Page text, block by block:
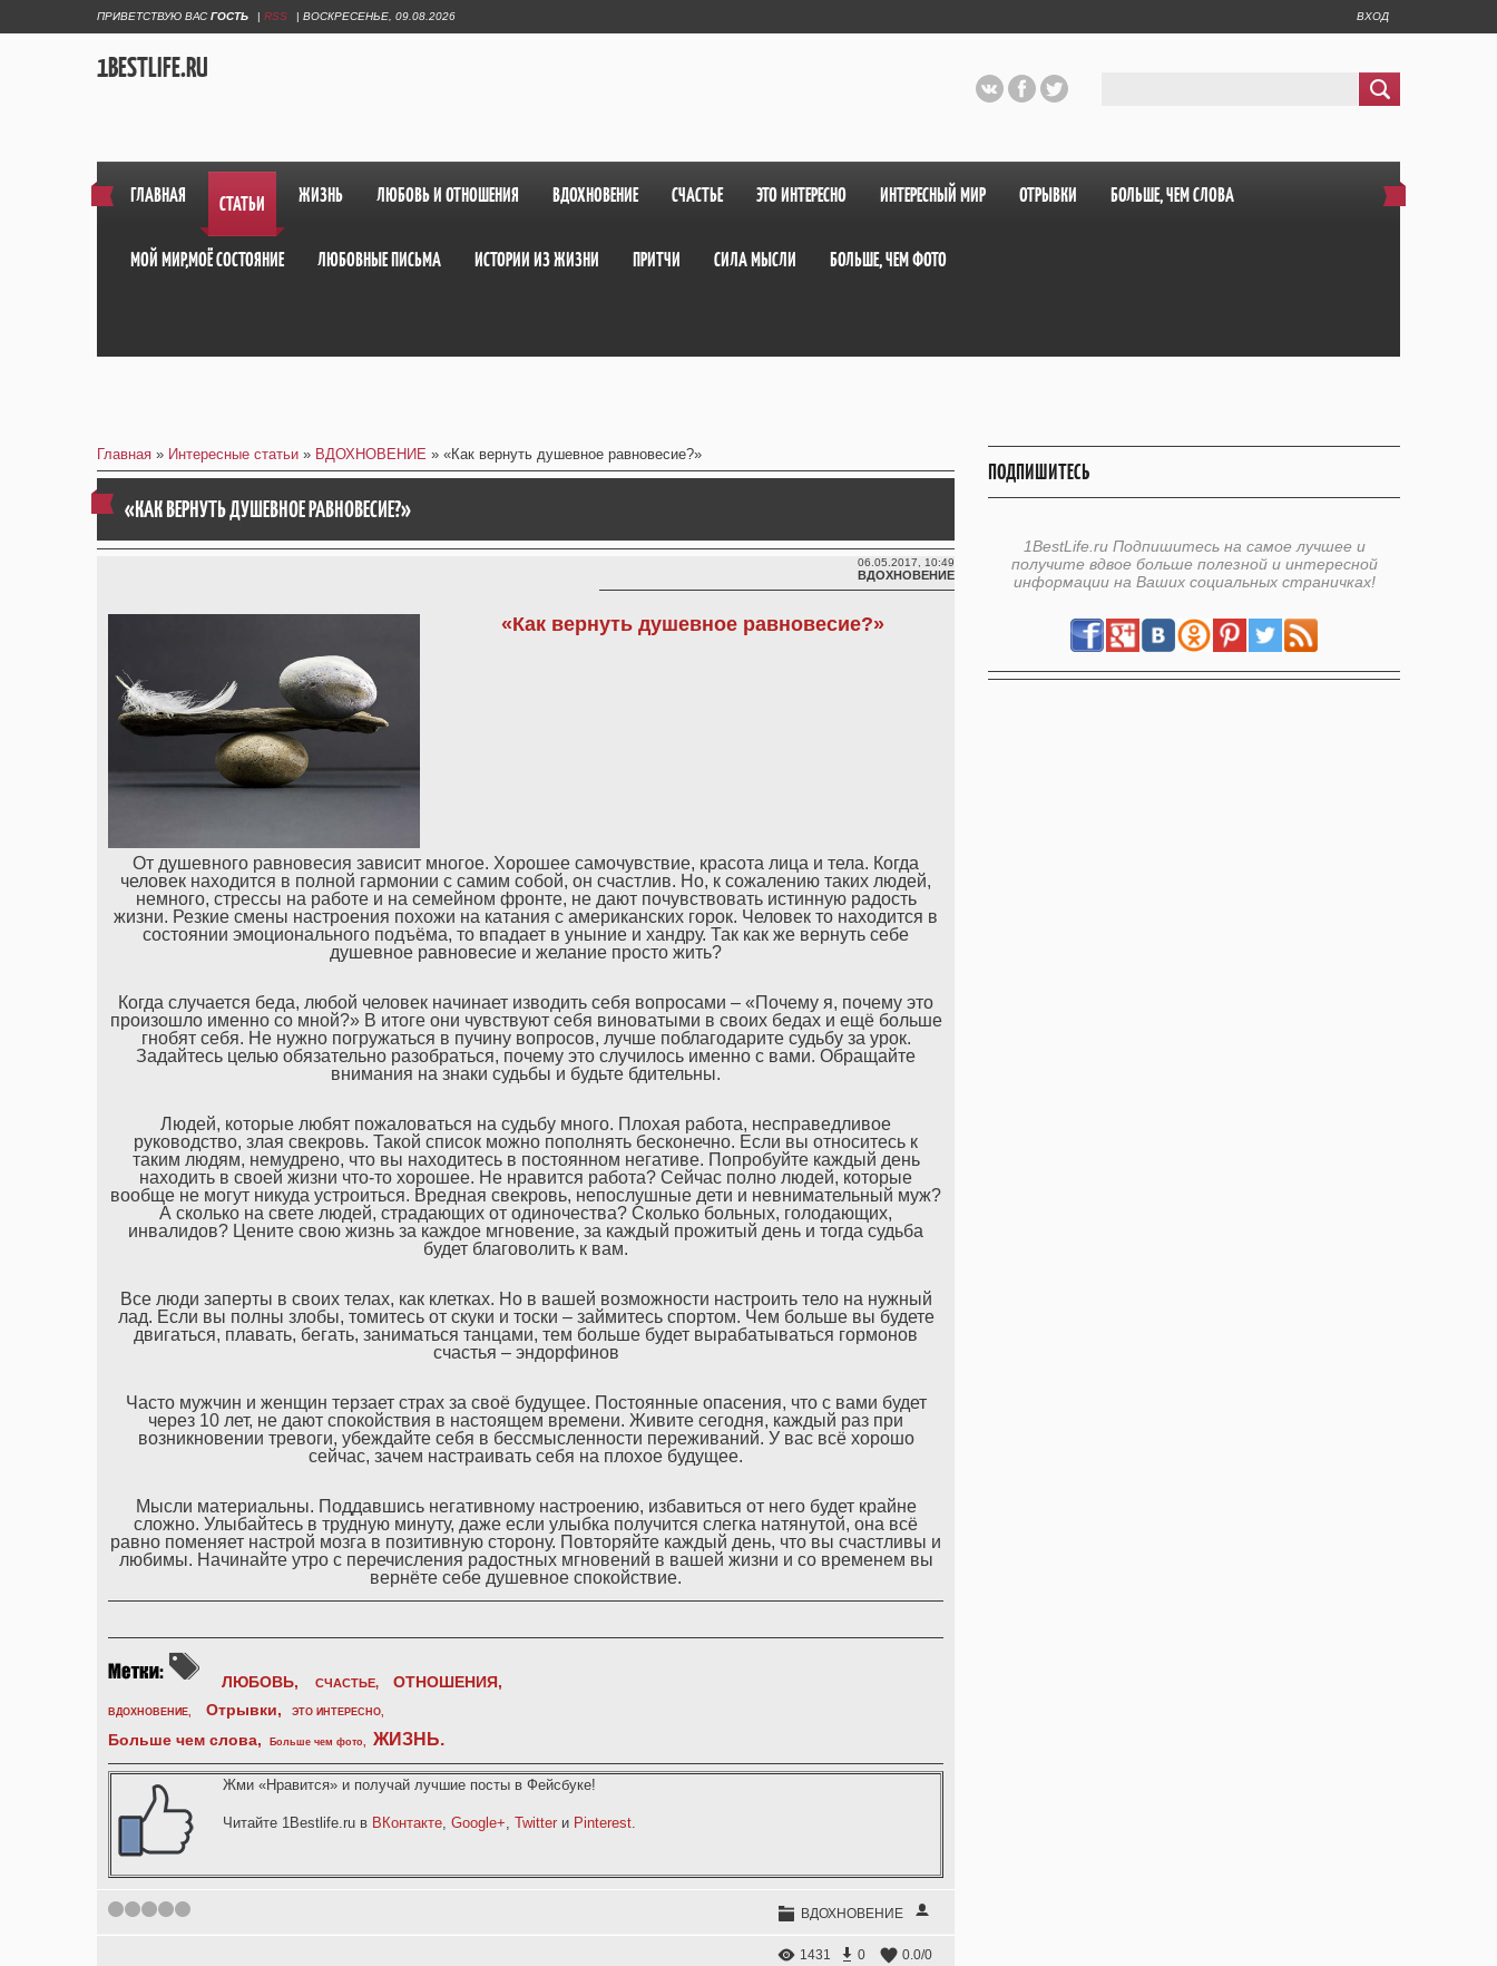
ПРИВЕТСТВУЮ ВАС ГОСТЬ | RSS | ВОСКРЕСЕНЬЕ, 09.08.2026 ВХОД
1BESTLIFE.RU
ГЛАВНАЯ СТАТЬИ ЖИЗНЬ ЛЮБОВЬ И ОТНОШЕНИЯ ВДОХНОВЕНИЕ СЧАСТЬЕ ЭТО ИНТЕРЕСНО ИНТЕРЕСНЫЙ МИР ОТРЫВКИ БОЛЬШЕ, ЧЕМ СЛОВА
МОЙ МИР,МОЁ СОСТОЯНИЕ ЛЮБОВНЫЕ ПИСЬМА ИСТОРИИ ИЗ ЖИЗНИ ПРИТЧИ СИЛА МЫСЛИ БОЛЬШЕ, ЧЕМ ФОТО
Главная » Интересные статьи » ВДОХНОВЕНИЕ » «Как вернуть душевное равновесие?»
«КАК ВЕРНУТЬ ДУШЕВНОЕ РАВНОВЕСИЕ?»
06.05.2017, 10:49
ВДОХНОВЕНИЕ
«Как вернуть душевное равновесие?»
От душевного равновесия зависит многое. Хорошее самочувствие, красота лица и тела. Когда
человек находится в полной гармонии с самим собой, он счастлив. Но, к сожалению таких людей,
немного, стрессы на работе и на семейном фронте, не дают почувствовать истинную радость
жизни. Резкие смены настроения похожи на катания с американских горок. Человек то находится в
состоянии эмоционального подъёма, то впадает в уныние и хандру. Так как же вернуть себе
душевное равновесие и желание просто жить?
Когда случается беда, любой человек начинает изводить себя вопросами – «Почему я, почему это
произошло именно со мной?» В итоге они чувствуют себя виноватыми в своих бедах и ещё больше
гнобят себя. Не нужно погружаться в пучину вопросов, лучше поблагодарите судьбу за урок.
Задайтесь целью обязательно разобраться, почему это случилось именно с вами. Обращайте
внимания на знаки судьбы и будьте бдительны.
Людей, которые любят пожаловаться на судьбу много. Плохая работа, несправедливое
руководство, злая свекровь. Такой список можно пополнять бесконечно. Если вы относитесь к
таким людям, немудрено, что вы находитесь в постоянном негативе. Попробуйте каждый день
находить в своей жизни что-то хорошее. Не нравится работа? Сейчас полно людей, которые
вообще не могут никуда устроиться. Вредная свекровь, непослушные дети и невнимательный муж?
А сколько на свете людей, страдающих от одиночества? Сколько больных, голодающих,
инвалидов? Цените свою жизнь за каждое мгновение, за каждый прожитый день и тогда судьба
будет благоволить к вам.
Все люди заперты в своих телах, как клетках. Но в вашей возможности настроить тело на нужный
лад. Если вы полны злобы, томитесь от скуки и тоски – займитесь спортом. Чем больше вы будете
двигаться, плавать, бегать, заниматься танцами, тем больше будет вырабатываться гормонов
счастья – эндорфинов
Часто мужчин и женщин терзает страх за своё будущее. Постоянные опасения, что с вами будет
через 10 лет, не дают спокойствия в настоящем времени. Живите сегодня, каждый раз при
возникновении тревоги, убеждайте себя в бессмысленности переживаний. У вас всё хорошо
сейчас, зачем настраивать себя на плохое будущее.
Мысли материальны. Поддавшись негативному настроению, избавиться от него будет крайне
сложно. Улыбайтесь в трудную минуту, даже если улыбка получится слегка натянутой, она всё
равно поменяет настрой мозга в позитивную сторону. Повторяйте каждый день, что вы счастливы и
любимы. Начинайте утро с перечисления радостных мгновений в вашей жизни и со временем вы
вернёте себе душевное спокойствие.
ЛЮБОВЬ, СЧАСТЬЕ, ОТНОШЕНИЯ,
ВДОХНОВЕНИЕ, Отрывки, ЭТО ИНТЕРЕСНО,
Больше чем слова, Больше чем фото, ЖИЗНЬ.
Жми «Нравится» и получай лучшие посты в Фейсбуке!
Читайте 1Bestlife.ru в ВКонтакте, Google+, Twitter и Pinterest.
1 2 3 4 ВДОХНОВЕНИЕ
1431 0 0.0/0
ПОДПИШИТЕСЬ
1BestLife.ru Подпишитесь на самое лучшее и
получите вдвое больше полезной и интересной
информации на Ваших социальных страничках!